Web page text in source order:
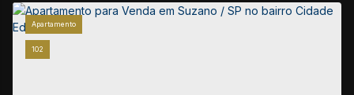
102
Apartamento